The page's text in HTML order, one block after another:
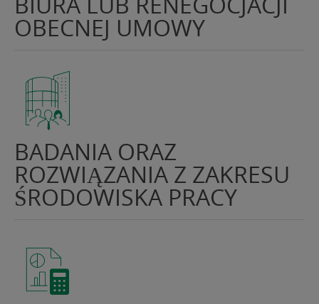
OBECNEJ UMOWY
BADANIA ORAZ
ROZWIĄZANIA Z ZAKRESU
ŚRODOWISKA PRACY